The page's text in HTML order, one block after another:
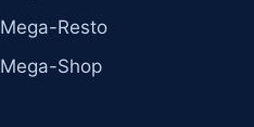
Mega-Resto
Mega-Shop